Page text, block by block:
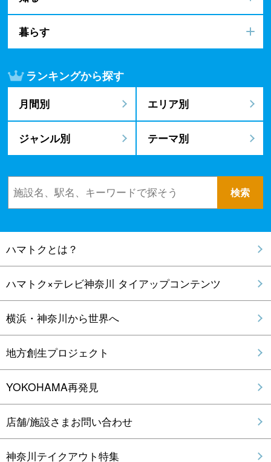
暮らす
ランキングから探す
月間別 エリア別
ジャンル別 テーマ別
ハマトクとは？
ハマトク×テレビ神奈川 タイアップコンテンツ
横浜・神奈川から世界へ
地方創生プロジェクト
YOKOHAMA再発見
店舗/施設さまお問い合わせ
神奈川テイクアウト特集